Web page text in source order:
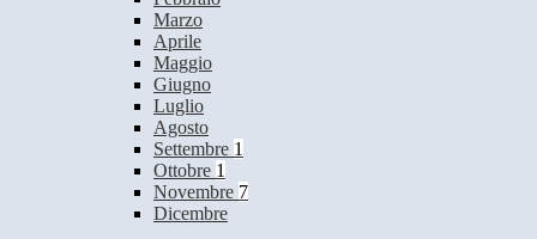
Marzo
Aprile
Maggio
Giugno
Luglio
Agosto
Settembre 1
Ottobre 1
Novembre 7
Dicembre